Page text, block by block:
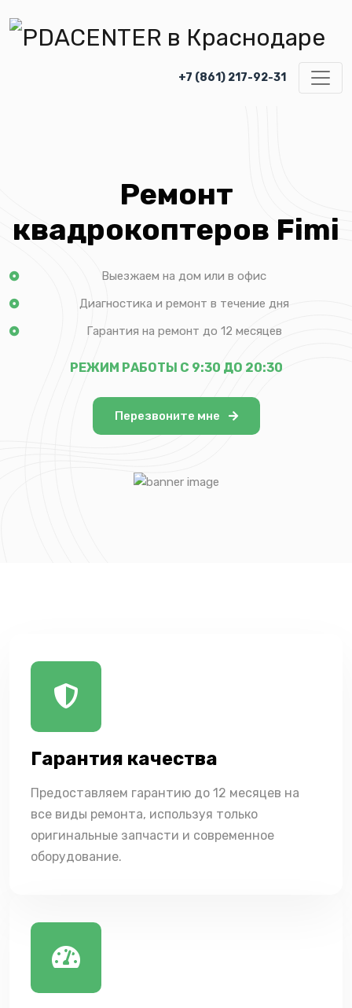
+7 (861) 217-92-31
Ремонт
квадрокоптеров Fimi
Выезжаем на дом или в офис
Диагностика и ремонт в течение дня
Гарантия на ремонт до 12 месяцев
РЕЖИМ РАБОТЫ С 9:30 ДО 20:30
Перезвоните мне
Гарантия качества
Предоставляем гарантию до 12 месяцев на
все виды ремонта, используя только
оригинальные запчасти и современное
оборудование.